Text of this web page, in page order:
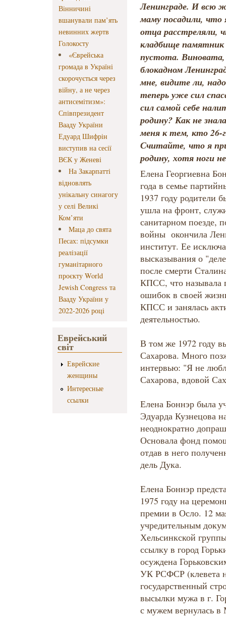
Вінничині
вшанували пам’ять
невинних жертв
Голокосту
«Єврейська
громада в Україні
скорочується через
війну, а не через
антисемітизм»:
Співпрезидент
Вааду України
Едуард Шифрін
виступив на сесії
ВЄК у Женеві
На Закарпатті
відновлять
унікальну синагогу
у селі Великі
Ком’яти
Маца до свята
Песах: підсумки
реалізації
гуманітарного
проєкту World
Jewish Congress та
Вааду України у
2022-2026 році
Еврейський
світ
Еврейские
женщины
Интересные
ссылки
Ленинграде. И всю
маму посадили, что
отца расстреляли,
кладбище
пустота.
блокадном
мне, видите ли,
теперь уже сил
сил самой себе
родину? Как не
меня к тем, кто 26-
Считайте, что я
родину, хотя ноги
Елена Георгиевна
года в семье
1937 году родители
ушла на фронт,
санитарном поезде,
войны окончила
институт. Ее
высказывания о
после смерти
КПСС, что называла
ошибок в своей
КПСС и занялась
деятельностью.
В том же 1972 году
Сахарова. Много
интервью: "Я не
Сахарова, вдовой
Елена Боннэр была
Эдуарда Кузнецова
неоднократно
Основала фонд
отдав в него
дель Дука.
Елена Боннэр
1975 году на
премии в Осло. 12
учредительным
Хельсинкской
ссылку в город
осуждена
УК РСФСР (клевета
государственный
высылки мужа в г.
с мужем вернулась в